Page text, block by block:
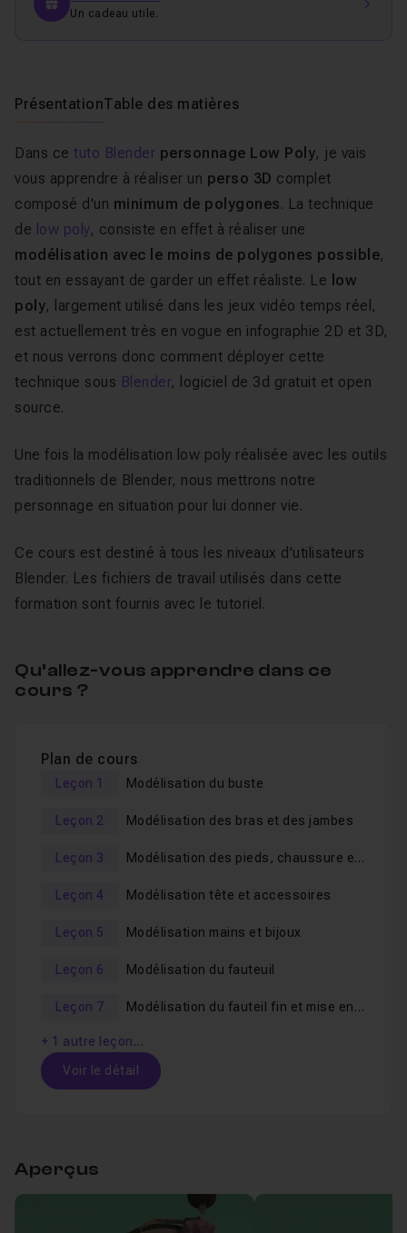
Un cadeau utile.
PrésentationTable des matières
Dans ce tuto Blender personnage Low Poly, je vais
vous apprendre à réaliser un perso 3D complet
composé d'un minimum de polygones. La technique
de low poly, consiste en effet à réaliser une
modélisation avec le moins de polygones possible,
tout en essayant de garder un effet réaliste. Le low
poly, largement utilisé dans les jeux vidéo temps réel,
est actuellement très en vogue en infographie 2D et 3D,
et nous verrons donc comment déployer cette
technique sous Blender, logiciel de 3d gratuit et open
source.
Une fois la modélisation low poly réalisée avec les outils
traditionnels de Blender, nous mettrons notre
personnage en situation pour lui donner vie.
Ce cours est destiné à tous les niveaux d'utilisateurs
Blender. Les fichiers de travail utilisés dans cette
formation sont fournis avec le tutoriel.
Qu’allez-vous apprendre dans ce
cours ?
Plan de cours
Leçon 1 Modélisation du buste
Leçon 2 Modélisation des bras et des jambes
Leçon 3 Modélisation des pieds, chaussure et ceinture
Leçon 4 Modélisation tête et accessoires
Leçon 5 Modélisation mains et bijoux
Leçon 6 Modélisation du fauteuil
Leçon 7 Modélisation du fauteil fin et mise en place du personnage
+ 1 autre leçon…
Voir le détail
Aperçus